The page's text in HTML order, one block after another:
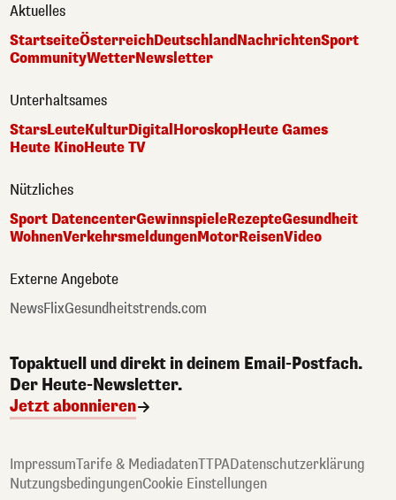
Aktuelles
StartseiteÖsterreichDeutschlandNachrichtenSport
CommunityWetterNewsletter
Unterhaltsames
StarsLeuteKulturDigitalHoroskopHeute Games
Heute KinoHeute TV
Nützliches
Sport DatencenterGewinnspieleRezepteGesundheit
WohnenVerkehrsmeldungenMotorReisenVideo
Externe Angebote
NewsFlixGesundheitstrends.com
Topaktuell und direkt in deinem Email-Postfach.
Der Heute-Newsletter.
Jetzt abonnieren
ImpressumTarife & MediadatenTTPADatenschutzerklärung
NutzungsbedingungenCookie Einstellungen